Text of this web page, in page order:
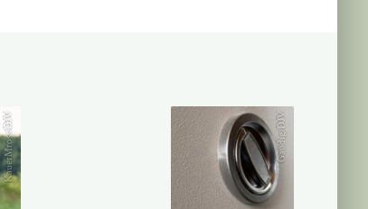
KauerMross/DJV Gaudig/DJV